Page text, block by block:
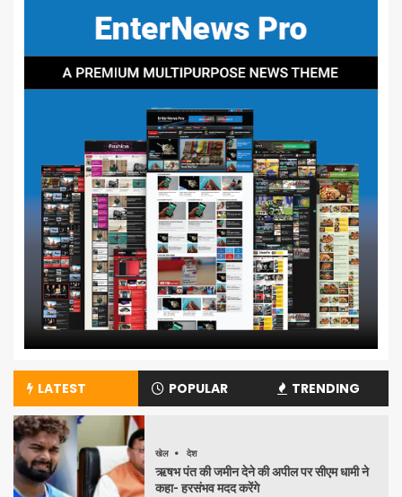
LATEST POPULAR TRENDING
खेल देश
ऋषभ पंत की जमीन देने की अपील पर सीएम धामी ने
कहा- हरसंभव मदद करेंगे